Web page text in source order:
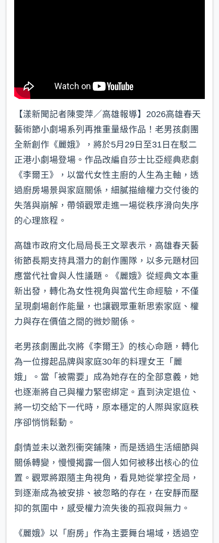
【漾新聞記者陳雯萍／高雄報導】2026高雄春天
藝術節小劇場系列再推重量級作品！老男孩劇團
全新創作《麗娥》，將於5月29日至31日在駁二
正港小劇場登場。作品改編自莎士比亞經典悲劇
《李爾王》，以當代女性主廚的人生為主軸，透
過廚房場景與家庭關係，細膩描繪權力交付後的
失落與崩解，帶領觀眾走進一場從秩序滑向失序
的心理旅程。
高雄市政府文化局局長王文翠表示，高雄春天藝
術節長期支持具潛力的創作團隊，以多元題材回
應當代社會與人性議題。《麗娥》從經典文本重
新出發，轉化為女性視角與當代生命經驗，不僅
呈現劇場創作能量，也讓觀眾重新思索家庭、權
力與存在價值之間的微妙關係。
老男孩劇團此次將《李爾王》的核心命題，轉化
為一位撐起品牌與家庭30年的料理女王「麗
娥」。當「被需要」成為她存在的全部意義，她
也逐漸將自己與權力緊密綁定。直到決定退位、
將一切交給下一代時，原本穩定的人際與家庭秩
序卻悄悄鬆動。
劇情並未以激烈衝突鋪陳，而是透過生活細節與
關係轉變，慢慢揭露一個人如何被移出核心的位
置。觀眾將跟隨主角視角，看見她從掌控全局，
到逐漸成為被安排、被忽略的存在，在安靜而壓
抑的氛圍中，感受權力流失後的孤寂與無力。
《麗娥》以「廚房」作為主要舞台場域，透過空